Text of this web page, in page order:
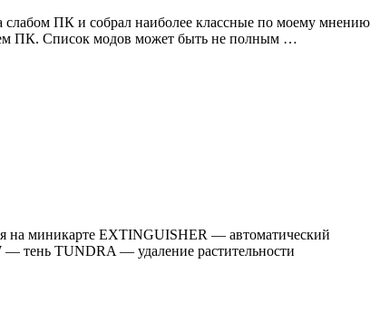
слабом ПК и собрал наиболее классные по моему мнению
ПК. Список модов может быть не полным …
на миникарте EXTINGUISHER — автоматический
тень TUNDRA — удаление растительности